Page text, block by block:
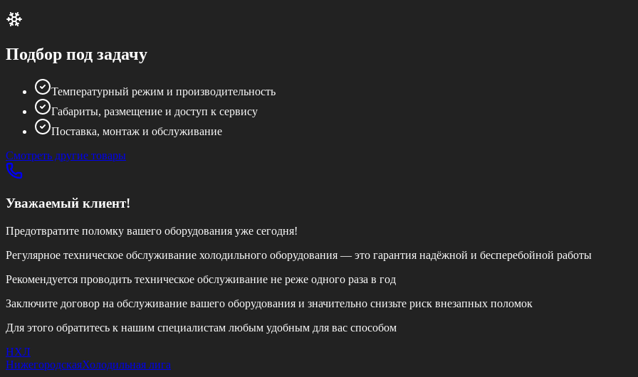
Подбор под задачу
Температурный режим и производительность
Габариты, размещение и доступ к сервису
Поставка, монтаж и обслуживание
Смотреть другие товары
Уважаемый клиент!
Предотвратите поломку вашего оборудования уже сегодня!
Регулярное техническое обслуживание холодильного оборудования — это гарантия надёжной и бесперебойной работы
Рекомендуется проводить техническое обслуживание не реже одного раза в год
Заключите договор на обслуживание вашего оборудования и значительно снизьте риск внезапных поломок
Для этого обратитесь к нашим специалистам любым удобным для вас способом
НХЛ
НижегородскаяХолодильная лига